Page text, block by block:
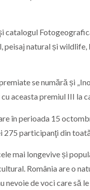
catalogul
peisaj natural și
se numără și
aceasta premiul III la
în perioada 15
participanţi din
mai longevive și
România are o
nevoie de voci care să